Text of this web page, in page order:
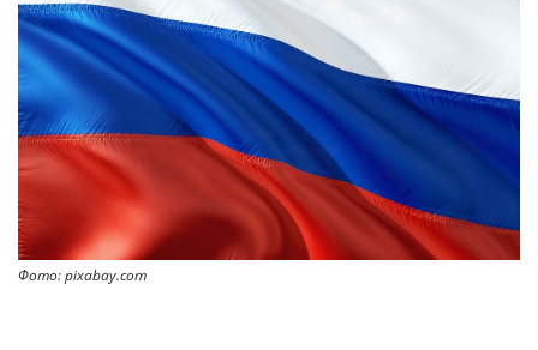
Фото: pixabay.com